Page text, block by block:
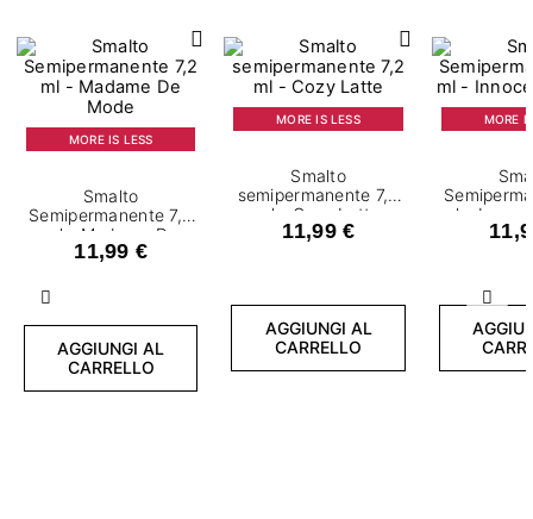
Precedente
MORE IS LESS
Smalto
Semipermanente 7,2
ml - Madame De
Mode
11,99 €
AGGIUNGI AL
CARRELLO
MORE IS LESS
Smalto
semipermanente 7,2
ml - Cozy Latte
11,99 €
AGGIUNGI AL
CARRELLO
MORE
ml -